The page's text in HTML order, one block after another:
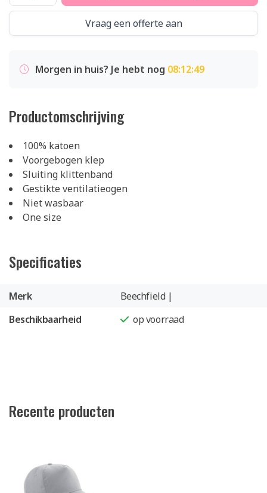
Vraag een offerte aan
Morgen in huis? Je hebt nog 08:12:48
Productomschrijving
100% katoen
Voorgebogen klep
Sluiting klittenband
Gestikte ventilatieogen
Niet wasbaar
One size
Specificaties
Merk
Beechfield |
Beschikbaarheid
op voorraad
Recente producten